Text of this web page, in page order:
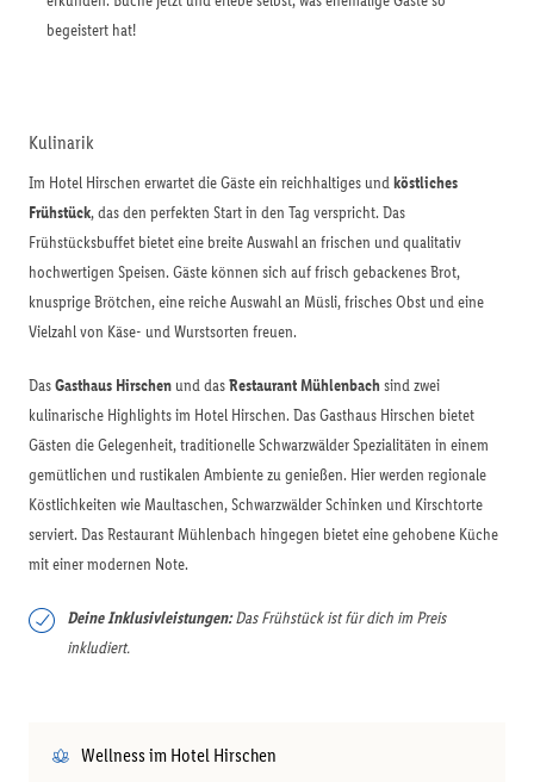
begeistert hat!
Kulinarik
Im Hotel Hirschen erwartet die Gäste ein reichhaltiges undköstliches
Frühstück, das den perfekten Start in den Tag verspricht. Das
Frühstücksbuffet bietet eine breite Auswahl an frischen und qualitativ
hochwertigen Speisen. Gäste können sich auf frisch gebackenes Brot,
knusprige Brötchen, eine reiche Auswahl an Müsli, frisches Obst und eine
Vielzahl von Käse- und Wurstsorten freuen.
DasGasthaus Hirschen und dasRestaurant Mühlenbachsind zwei
kulinarische Highlights im Hotel Hirschen. Das Gasthaus Hirschen bietet
Gästen die Gelegenheit, traditionelle Schwarzwälder Spezialitäten in einem
gemütlichen und rustikalen Ambiente zu genießen. Hier werden regionale
Köstlichkeiten wie Maultaschen, Schwarzwälder Schinken und Kirschtorte
serviert. Das Restaurant Mühlenbach hingegen bietet eine gehobene Küche
mit einer modernen Note.
Deine Inklusivleistungen:Das Frühstück ist für dich im Preis
inkludiert.
Wellness im Hotel Hirschen